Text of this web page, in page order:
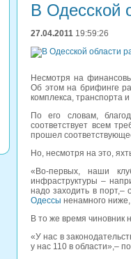
В Одесской
27.04.2011 19:59:26
Несмотря на
Об этом на брифинге
комплекса, транспорта
По его словам,
соответствует всем
прошел
Но, несмотря на это,
«Во-первых, наши
инфраструктуры –
надо заходить в порт,–
Одессы ненамного
В то же время чиновник
«У нас в
у нас 110 в области»,–